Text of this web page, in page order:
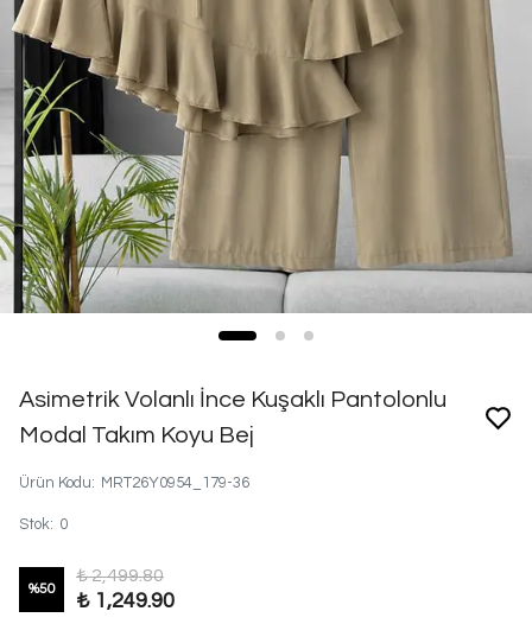
Asimetrik Volanlı İnce Kuşaklı Pantolonlu
Modal Takım Koyu Bej
Ürün Kodu: MRT26Y0954_179-36
Stok: 0
%50
₺ 2,499.80
₺ 1,249.90